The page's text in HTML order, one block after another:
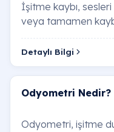
İşitme kaybı,
veya tamamen
kaybı, doğuştan
genetik …
Detaylı Bilgi
Odyometri Nedir?
Odyometri, işitme